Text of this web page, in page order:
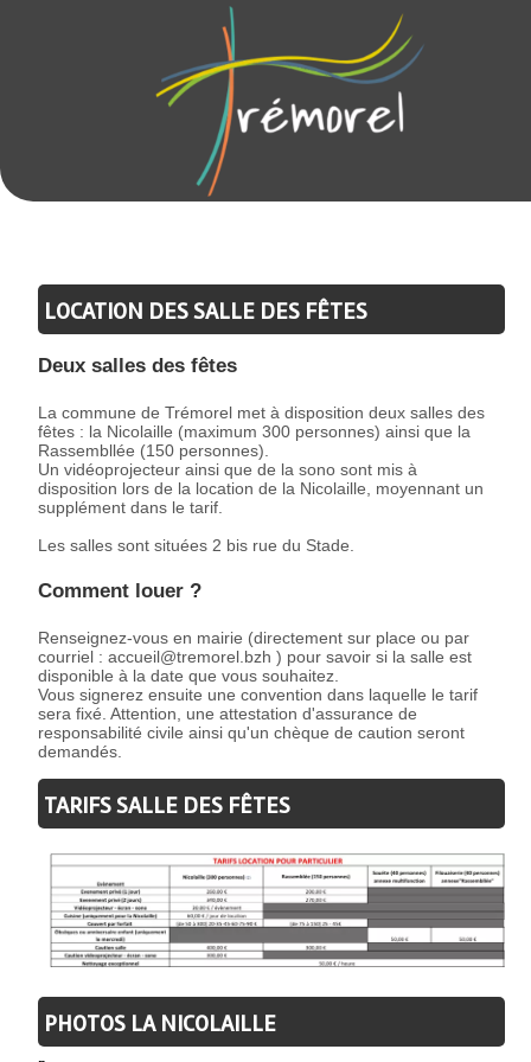
LOCATION DES SALLE DES FÊTES
Deux salles des fêtes
La commune de Trémorel met à disposition deux salles des
fêtes : la Nicolaille (maximum 300 personnes) ainsi que la
Rassembllée (150 personnes).
Un vidéoprojecteur ainsi que de la sono sont mis à
disposition lors de la location de la Nicolaille, moyennant un
supplément dans le tarif.
Les salles sont situées 2 bis rue du Stade.
Comment louer ?
Renseignez-vous en mairie (directement sur place ou par
courriel : accueil@tremorel.bzh ) pour savoir si la salle est
disponible à la date que vous souhaitez.
Vous signerez ensuite une convention dans laquelle le tarif
sera fixé. Attention, une attestation d'assurance de
responsabilité civile ainsi qu'un chèque de caution seront
demandés.
TARIFS SALLE DES FÊTES
PHOTOS LA NICOLAILLE